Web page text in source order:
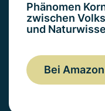
Phänomen
zwischen
und
Bei